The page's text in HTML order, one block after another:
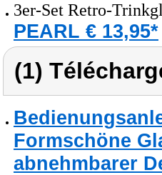
3er-Set Retro-
PEARL € 13,95*
(1)
Formschöne
abnehmbarer